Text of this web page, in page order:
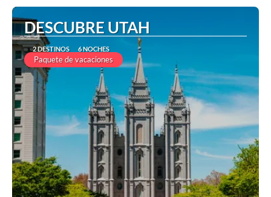
Ver
DESCUBRE UTAH
2 DESTINOS 6 NOCHES
Paquete de vacaciones